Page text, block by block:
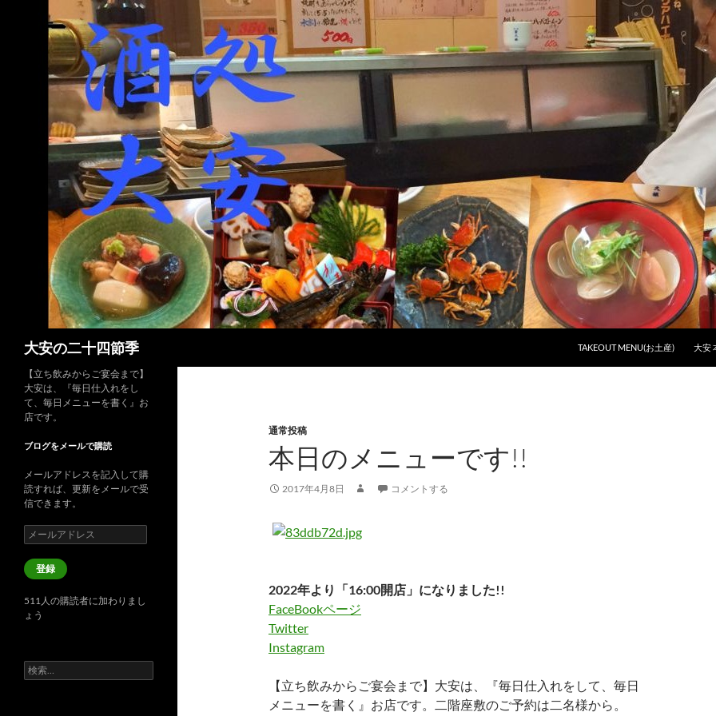
大安の二十四節季
TAKEOUT MENU(お土産)
大安
通常投稿
本日のメニューです!!
2017年4月8日 コメントする
2022年より「16:00開店」になりました!!
FaceBookページ
Twitter
Instagram
【立ち飲みからご宴会まで】大安は、『毎日仕入れをして、毎日
メニューを書く』お店です。二階座敷のご予約は二名様から。
【立ち飲みからご宴会まで】
大安は、『毎日仕入れをし
て、毎日メニューを書く』お
店です。
ブログをメールで購読
メールアドレスを記入して購
読すれば、更新をメールで受
信できます。
メ
ー
ル
ア
レ
ス
登録
511人の購読者に加わりまし
ょう
検
索: